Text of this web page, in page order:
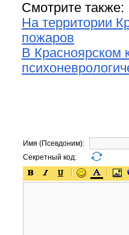
Смотрите также:
На территории
пожаров
В Красноярском
Имя (Псевдоним):
Секретный код: